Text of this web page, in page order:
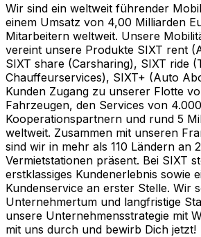
Wir sind ein weltweit führender
einem Umsatz von 4,00 Milliarden
Mitarbeitern weltweit. Unsere
vereint unsere Produkte SIXT rent
SIXT share (Carsharing), SIXT ride
Chauffeurservices), SIXT+ (Auto
Kunden Zugang zu unserer Flotte
Fahrzeugen, den Services von 4.000
Kooperationspartnern und rund 5
weltweit. Zusammen mit unseren
sind wir in mehr als 110 Ländern an
Vermietstationen präsent. Bei SIXT
erstklassiges Kundenerlebnis sowie
Kundenservice an erster Stelle. Wir
Unternehmertum und langfristige
unsere Unternehmensstrategie mit
mit uns durch und bewirb Dich jetzt!